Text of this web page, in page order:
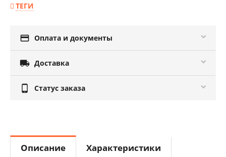
ТЕГИ
 Оплата и документы
 Доставка
 Статус заказа
Описание
Характеристики